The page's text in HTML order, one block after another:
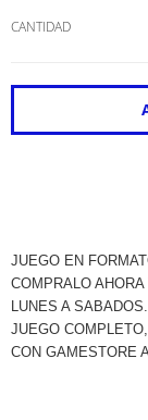
CANTIDAD
JUEGO EN
COMPRALO
LUNES A SABADOS.
JUEGO
CON GAMESTORE